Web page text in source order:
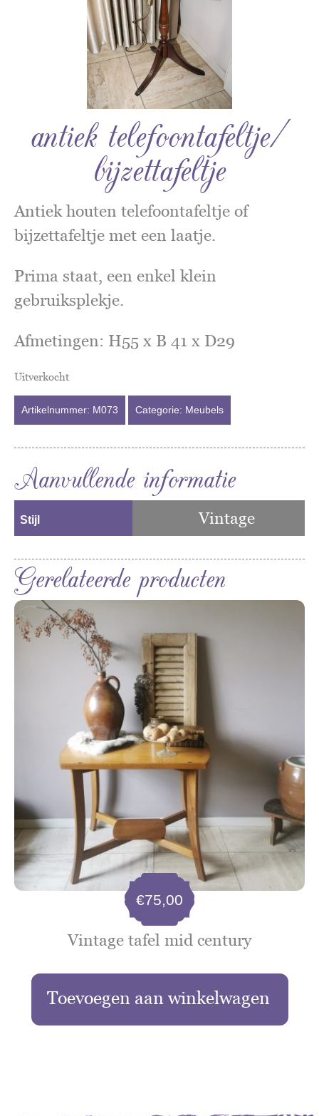
antiek telefoontafeltje/
bijzettafeltje
Antiek houten telefoontafeltje of
bijzettafeltje met een laatje.
Prima staat, een enkel klein
gebruiksplekje.
Afmetingen: H55 x B 41 x D29
Uitverkocht
Artikelnummer: M073 Categorie: Meubels
Aanvullende informatie
Stijl Vintage
Gerelateerde producten
Vintage tafel mid century
€75,00
Toevoegen aan winkelwagen